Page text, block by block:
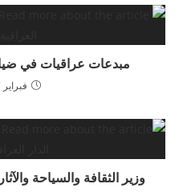
مبدعات عراقيات في
فبراير 17, 2019
وزير الثقافة والسياحة